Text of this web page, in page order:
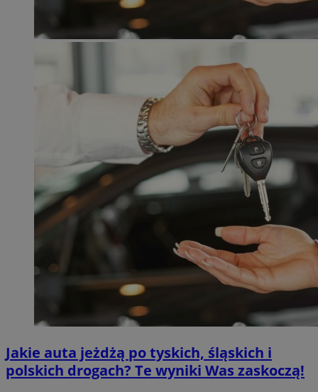
Jakie auta jeżdżą po tyskich, śląskich i
polskich drogach? Te wyniki Was zaskoczą!